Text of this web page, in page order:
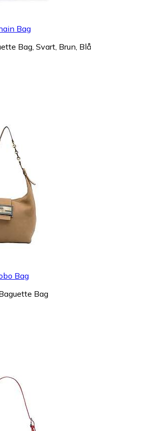
Bag
Bag, Svart, Brun, Blå
Bag
Bag